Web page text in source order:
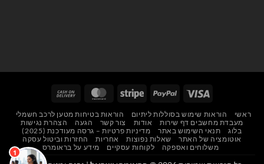
Visa
PayPal
Stripe
MasterCard
Delivery
ראשי הוראות שימוש בסוללות ליתיום
הוראות בטיחות מטען לרכב חשמלי
מעבדת מחשבים דף שירות
אודות צור קשר הגעה
הצהרת נגישות
בלוג
תנאי השימוש באתר
מדיניות פרטיות – גרסה מעודכנת (2025)
אוטומציה של האתר
שאלות נפוצות אחריות
החזרות וביטול עסקה
משלוחים ואספקה
לקוחות עסקיים מידע על בראומרס